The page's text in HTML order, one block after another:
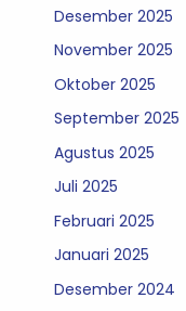
Desember 2025
November 2025
Oktober 2025
September 2025
Agustus 2025
Juli 2025
Februari 2025
Januari 2025
Desember 2024